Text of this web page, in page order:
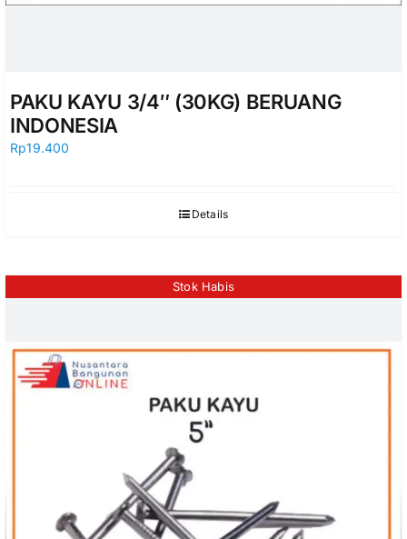
PAKU KAYU 3/4″ (30KG) BERUANG
INDONESIA
Rp19.400
Details
Stok Habis